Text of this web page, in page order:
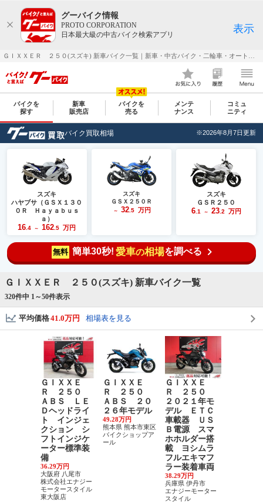
グーバイク情報
PROTO CORPORATION
日本最大級の中古バイク検索アプリ
表示
バイクを
探す
新車
販売店
バイクを
売る
メンテ
ナンス
コミュ
ニティ
バイク買取相場 ※2026年8月7日更新
スズキ
ハヤブサ（ＧＳＸ１３０
０Ｒ Ｈａｙａｂｕｓ
ａ）
16 .4 ～ 162 .5 万円
スズキ
ＧＳＸ２５０Ｒ
～ 32.5 万円
スズキ
ＧＳＲ２５０
6.1 ～ 23.2 万円
無料 簡単30秒! 愛車の相場を調べる
ＧＩＸＸＥＲ ２５０(スズキ) 新車バイク一覧
320件中 1～50件表示
平均価格41.0万円 相場表を見る
ＧＩＸＸＥ
Ｒ ２５０
ＡＢＳ ＬＥ
Ｄヘッドライ
ト インジェ
クション シ
フトインジケ
ーター標準装
備
36.29万円
大阪府 八尾市
株式会社エナジー
モータースタイル
東大阪店
ＧＩＸＸＥ
Ｒ ２５０
ＡＢＳ ２０
２６年モデル
49.28万円
熊本県 熊本市東区
バイクショップア
ール
ＧＩＸＸＥ
Ｒ ２５０
２０２１年モ
デル ＥＴＣ
車載器 ＵＳ
Ｂ電源 スマ
ホホルダー搭
載 ヨシムラ
フルエキマフ
ラー装着車両
38.29万円
兵庫県 伊丹市
エナジーモーター
スタイル